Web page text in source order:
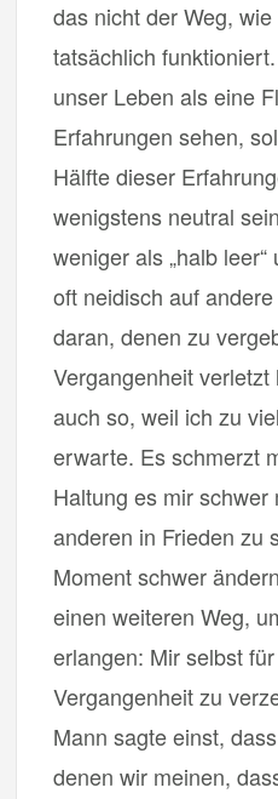
das nicht der Weg,
tatsächlich
unser Leben als eine
Erfahrungen sehen,
Hälfte dieser
wenigstens neutral
weniger als „halb
oft neidisch auf
daran, denen zu
Vergangenheit
auch so, weil ich zu
erwarte. Es schmerzt
Haltung es mir schwer
anderen in Frieden zu
Moment schwer
einen weiteren Weg,
erlangen: Mir selbst
Vergangenheit zu
Mann sagte einst,
denen wir meinen,